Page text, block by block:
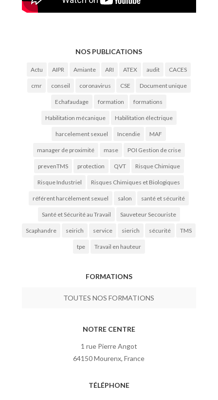
NOS PUBLICATIONS
Actu AIPR Amiante ARI ATEX audit CACES
cmr conseil coronavirus CSE Document unique
Echafaudage formation formations
Habilitation mécanique Habilitation électrique
harcelement sexuel Incendie MAF
manager de proximité mase POI Gestion de crise
prevenTMS protection QVT Risque Chimique
Risque Industriel Risques Chimiques et Biologiques
référent harcèlement sexuel salon santé et sécurité
Santé et Sécurité au Travail Sauveteur Secouriste
Scaphandre seirich service sierich sécurité TMS
tpe Travail en hauteur
FORMATIONS
TOUTES NOS FORMATIONS
NOTRE CENTRE
1 rue Pierre Angot
64150 Mourenx, France
TÉLÉPHONE